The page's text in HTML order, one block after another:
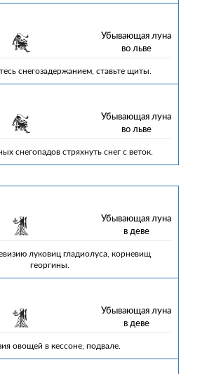
Убывающая луна
во льве
снегозадержанием, ставьте щиты.
Убывающая луна
во льве
снегопадов стряхнуть снег с веток.
Убывающая луна
в деве
луковиц гладиолуса, корневищ
георгины.
Убывающая луна
в деве
овощей в кессоне, подвале.